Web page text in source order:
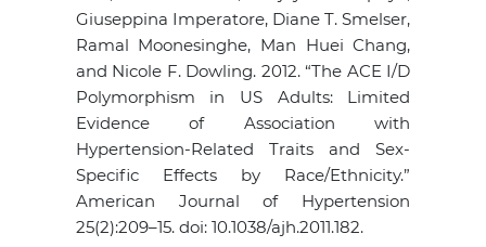
Giuseppina Imperatore, Diane T. Smelser,
Ramal Moonesinghe, Man Huei Chang,
and Nicole F. Dowling. 2012. “The ACE I/D
Polymorphism in US Adults: Limited
Evidence of Association with
Hypertension-Related Traits and Sex-
Specific Effects by Race/Ethnicity.”
American Journal of Hypertension
25(2):209–15. doi: 10.1038/ajh.2011.182.